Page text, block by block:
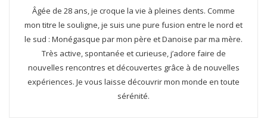
Âgée de 28 ans, je croque la vie à pleines dents. Comme
mon titre le souligne, je suis une pure fusion entre le nord et
le sud : Monégasque par mon père et Danoise par ma mère.
Très active, spontanée et curieuse, j’adore faire de
nouvelles rencontres et découvertes grâce à de nouvelles
expériences. Je vous laisse découvrir mon monde en toute
sérénité.